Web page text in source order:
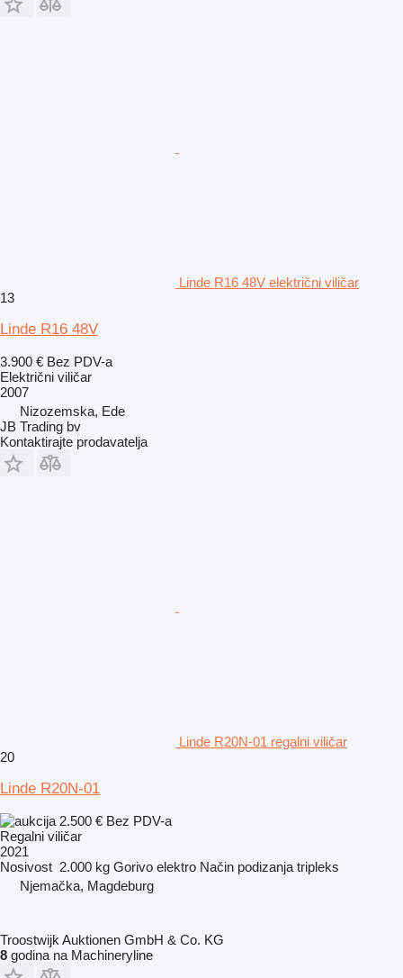
Linde R16 48V električni viličar
13
Linde R16 48V
3.900 € Bez PDV-a
Električni viličar
2007
Nizozemska, Ede
JB Trading bv
Kontaktirajte prodavatelja
Linde R20N-01 regalni viličar
20
Linde R20N-01
2.500 € Bez PDV-a
Regalni viličar
2021
Nosivost 2.000 kg Gorivo elektro Način podizanja tripleks
Njemačka, Magdeburg
Troostwijk Auktionen GmbH & Co. KG
8 godina na Machineryline